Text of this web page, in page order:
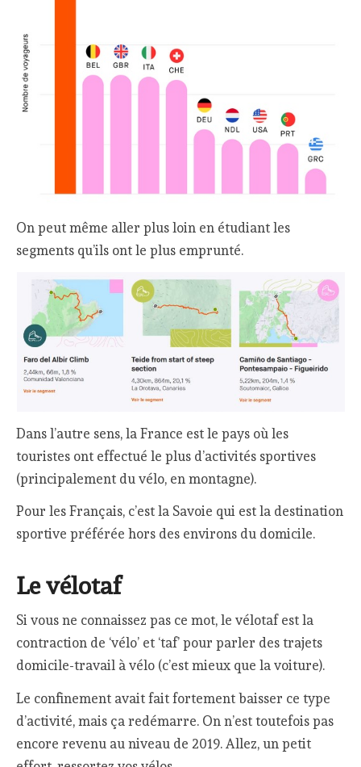
On peut même aller plus loin en étudiant les
segments qu’ils ont le plus emprunté.
Dans l’autre sens, la France est le pays où les
touristes ont effectué le plus d’activités sportives
(principalement du vélo, en montagne).
Pour les Français, c’est la Savoie qui est la destination
sportive préférée hors des environs du domicile.
Le vélotaf
Si vous ne connaissez pas ce mot, le vélotaf est la
contraction de ‘vélo’ et ‘taf’ pour parler des trajets
domicile-travail à vélo (c’est mieux que la voiture).
Le confinement avait fait fortement baisser ce type
d’activité, mais ça redémarre. On n’est toutefois pas
encore revenu au niveau de 2019. Allez, un petit